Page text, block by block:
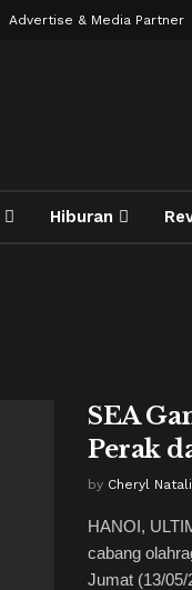
Advertise & Media Partner
Hiburan
SEA
Perak
by Cheryl
HANOI,
cabang
Jumat (13/05/